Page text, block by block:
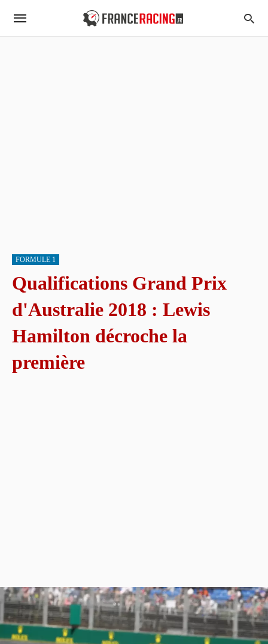
FORMULE 1
Qualifications Grand Prix
d'Australie 2018 : Lewis
Hamilton décroche la
première